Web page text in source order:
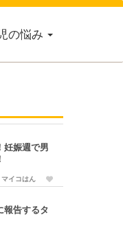
の悩み
妊娠週で男
マイコはん
報告するタ